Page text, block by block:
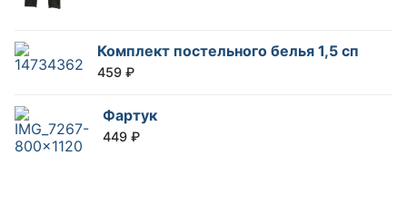
Комплект постельного белья 1,5 сп
459 ₽
Фартук
449 ₽